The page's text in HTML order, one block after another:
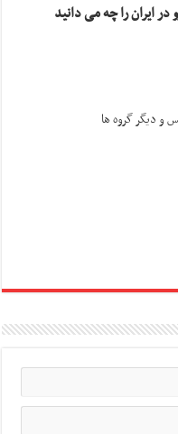
ایران را چه می دانید
و دیگر گروه ها